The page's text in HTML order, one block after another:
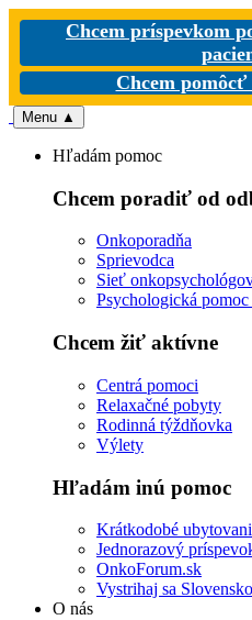
Chcem príspevkom
Chcem
Menu ▲
Hľadám pomoc
Chcem poradiť od
Onkoporadňa
Sprievodca
Sieť
Psychologická
Chcem žiť aktívne
Centrá pomoci
Relaxačné pobyty
Rodinná týždňovka
Výlety
Hľadám inú pomoc
Krátkodobé
Jednorazový
OnkoForum.sk
Vystrihaj sa
O nás